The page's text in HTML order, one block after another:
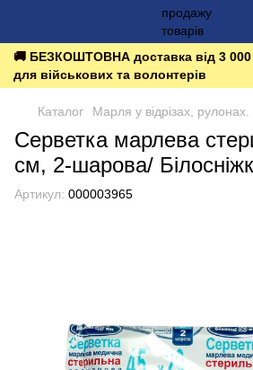
🚚 БЕЗКОШТОВНА доставка від 3 000
для військових та волонтерів
Каталог Марля у відрізах,
Серветка марлева
см, 2-шарова/
Артикул: 000003965